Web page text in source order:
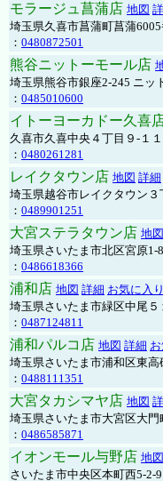
モラージュ菖蒲店 地図
埼玉県久喜市菖蒲町菖蒲6005
： 0480872501
熊谷ニットーモール店
埼玉県熊谷市銀座2-245 ニッ
： 0485010600
イトーヨーカドー久喜
久喜市久喜中央４丁目９-１
： 0480261281
レイクタウン店 地図 詳細
埼玉県越谷市レイクタウン３
： 0489901251
大宮ステラタウン店 地図
埼玉県さいたま市北区宮原
： 0486618366
浦和店 地図 詳細 お気に入
埼玉県さいたま市緑区中尾５
： 0487124811
浦和パルコ店 地図 詳細
埼玉県さいたま市浦和区東
： 0488111351
大宮タカシマヤ店 地図
埼玉県さいたま市大宮区大
： 0486585871
イオンモール与野店 地図
さいたま市中央区本町西5-2-